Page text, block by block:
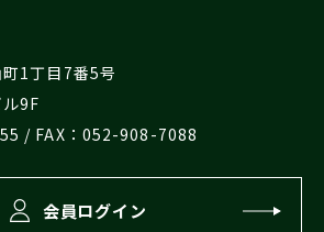
1丁目7番5号
9F
/ FAX：052-908-7088
会員ログイン